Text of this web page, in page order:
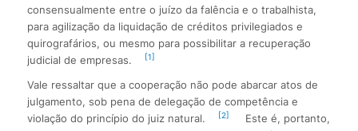
consensualmente entre o juízo da falência e o trabalhista,
para agilização da liquidação de créditos privilegiados e
quirografários, ou mesmo para possibilitar a recuperação
judicial de empresas.
[1]
Vale ressaltar que a cooperação não pode abarcar atos de
julgamento, sob pena de delegação de competência e
violação do princípio do juiz natural.
[2]
Este é, portanto,